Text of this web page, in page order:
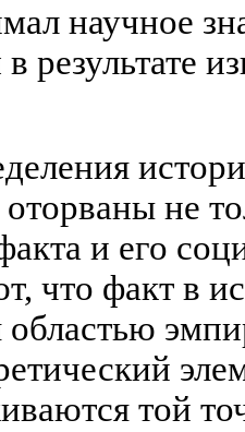
научное
результате
не
и его
что факт в
областью
той